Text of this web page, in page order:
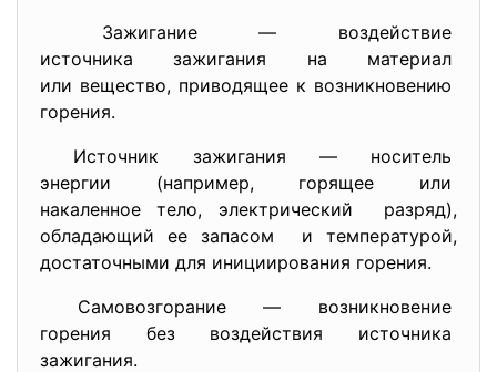
Зажигание — воздействие
источника зажигания на материал
или вещество, приводящее к возникновению
горения.
Источник зажигания — носитель
энергии (например, горящее или
накаленное тело, электрический разряд),
обладающий ее запасом и температурой,
достаточными для инициирования горения.
Самовозгорание — возникновение
горения без воздействия источника
зажигания.